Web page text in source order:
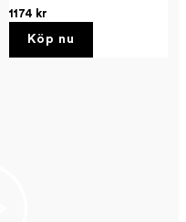
1174 kr
Köp nu